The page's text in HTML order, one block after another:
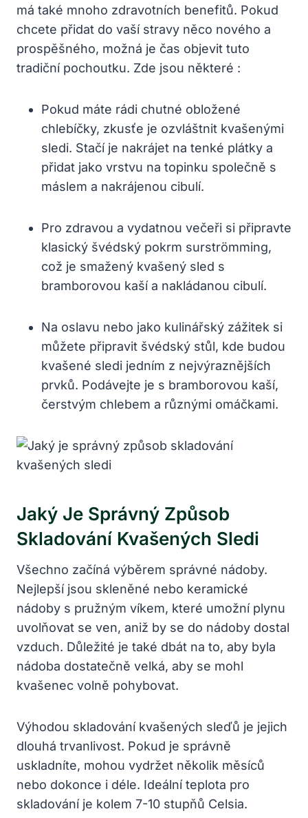
má také mnoho zdravotních benefitů. Pokud
chcete přidat do vaší stravy něco nového a
prospěšného, možná je čas objevit tuto
tradiční pochoutku. Zde jsou některé :
Pokud máte rádi chutné obložené
chlebíčky, zkusťe je ozvláštnit kvašenými
sledi. Stačí je nakrájet na tenké plátky a
přidat jako vrstvu na topinku společně s
máslem a nakrájenou cibulí.
Pro zdravou a vydatnou večeři si připravte
klasický švédský pokrm surströmming,
což je smažený kvašený sled s
bramborovou kaší a nakládanou cibulí.
Na oslavu nebo jako kulinářský zážitek si
můžete připravit švédský stůl, kde budou
kvašené sledi jedním z nejvýraznějších
prvků. Podávejte je s bramborovou kaší,
čerstvým chlebem a různými omáčkami.
Jaký Je Správný Způsob
Skladování Kvašených Sledi
Všechno začíná výběrem správné nádoby.
Nejlepší jsou skleněné nebo keramické
nádoby s pružným víkem, které umožní plynu
uvolňovat se ven, aniž by se do nádoby dostal
vzduch. Důležité je také dbát na to, aby byla
nádoba dostatečně velká, aby se mohl
kvašenec volně pohybovat.
Výhodou skladování kvašených sleďů je jejich
dlouhá trvanlivost. Pokud je správně
uskladníte, mohou vydržet několik měsíců
nebo dokonce i déle. Ideální teplota pro
skladování je kolem 7-10 stupňů Celsia.